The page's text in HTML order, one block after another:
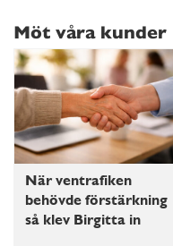
Möt våra kunder
När ventrafiken
behövde förstärkning
så klev Birgitta in